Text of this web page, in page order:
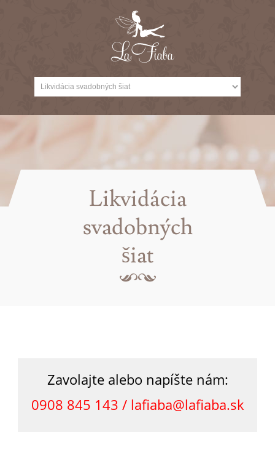
Likvidácia
svadobných
šiat
Zavolajte alebo napíšte nám:
0908 845 143 / lafiaba@lafiaba.sk